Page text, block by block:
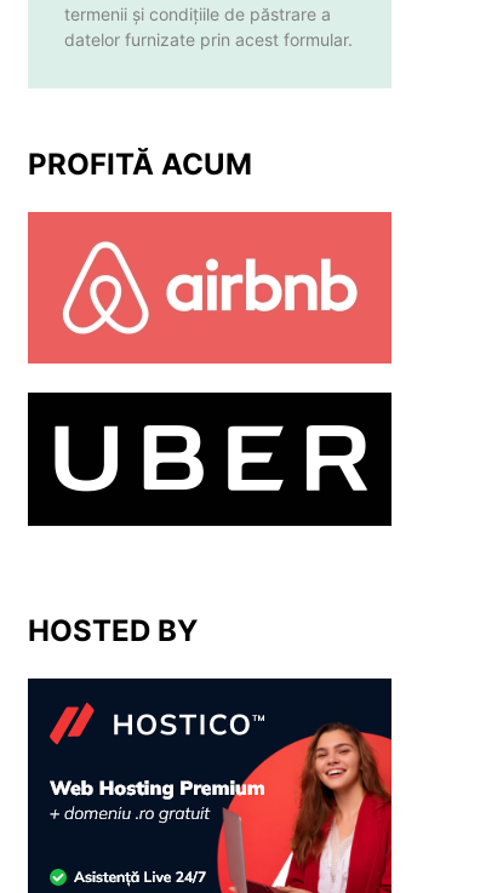
termenii și condițiile de păstrare a
datelor furnizate prin acest formular.
PROFITĂ ACUM
HOSTED BY